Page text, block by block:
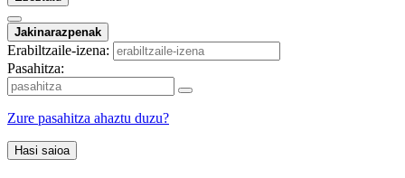
Jakinarazpenak
Erabiltzaile-izena:
Pasahitza:
Zure pasahitza ahaztu duzu?
Hasi saioa